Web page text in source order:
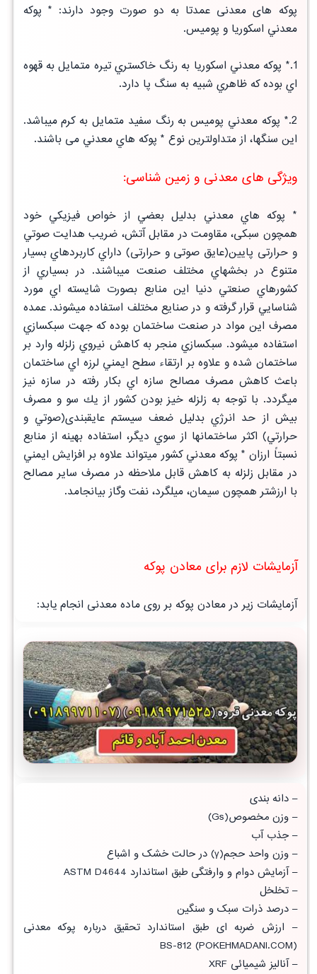
پوکه های معدنی عمدتا به دو صورت وجود دارند: * پوكه
معدني اسكوريا و پوميس.
1.* پوكه معدني اسكوريا به رنگ
خاكستري تيره متمايل به قهوه
ايبوده كه ظاهري شبيه به سنگ پا دارد.
2.* پوكه معدني پوميس به رنگ سفيد متمايل به كرم ميباشد.
اين سنگها، از متداولترين نوع * پوكه هاي معدني می باشند.
ویژگی های معدنی و زمین شناسی:
* پوكه هاي معدني بدليل بعضي از خواص فيزيكي خود
همچون سبكی، مقاومت در مقابل آتش، ضريب هدايت صوتي
و حرارتی پايين(عايق صوتی و حرارتی) داراي كاربردهاي بسيار
متنوع در بخشهاي مختلف صنعت ميباشند. در بسياري از
كشورهاي صنعتي دنيا اين منابع بصورت شايسته اي مورد
شناسايي قرار گرفته و در صنايع مختلف استفاده ميشوند. عمده
مصرف اين مواد در صنعت ساختمان بوده كه جهت سبكسازي
استفاده ميشود. سبكسازي منجر به كاهش نيروي زلزله وارد بر
ساختمان شده و علاوه بر ارتقاء سطح ايمني لرزه اي ساختمان
باعث كاهش مصرف مصالح سازه اي بكار رفته در سازه نيز
ميگردد. با توجه به زلزله خيز بودن كشور از يك سو و مصرف
بيش از حد انرژي بدليل ضعف سيستمعايقبندی(صوتي و
حرارتي) اكثر ساختمانها از سوي ديگر، استفاده بهينه از منابع
نسبتاً ارزان * پوكه معدني كشور ميتواند علاوه بر افزايش ايمني
در مقابل زلزله بهكاهش قابل ملاحظه در مصرف ساير مصالح
با ارزشتر همچون سيمان، ميلگرد، نفت وگاز بيانجامد.
آزمایشات لازم برای معادن پوکه
آزمایشات زیر در معادن پوکه بر روی ماده معدنی انجام یابد:
– دانه بندی
– وزن مخصوص(Gs)
– جذب آب
– وزن واحد حجم(γ) در حالت خشک و اشباع
– آزمایش دوام و وارفتگی طبق استاندارد ASTM D4644
– تخلخل
– درصد ذرات سبک و سنگین
– ارزش ضربه ای طبق استاندارد تحقیق درباره پوکه معدنی
(POKEHMADANI.COM) BS-812
–آنالیز شیمیائی XRF